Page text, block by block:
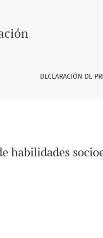
DECLARACIÓN DE
habilidades